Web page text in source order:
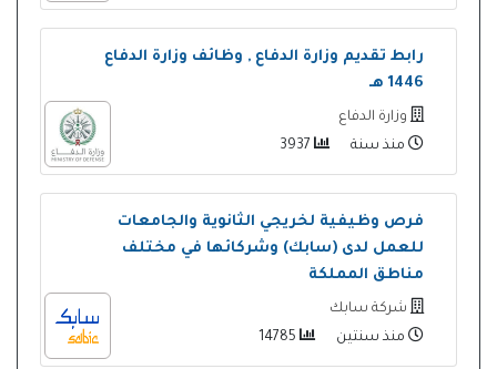
رابط تقديم وزارة الدفاع , وظائف وزارة الدفاع
1446 هـ
وزارة الدفاع
منذ سنة
فرص وظيفية لخريجي الثانوية والجامعات
للعمل لدى (سابك) وشركائها في مختلف
مناطق المملكة
شركة سابك
منذ سنتين